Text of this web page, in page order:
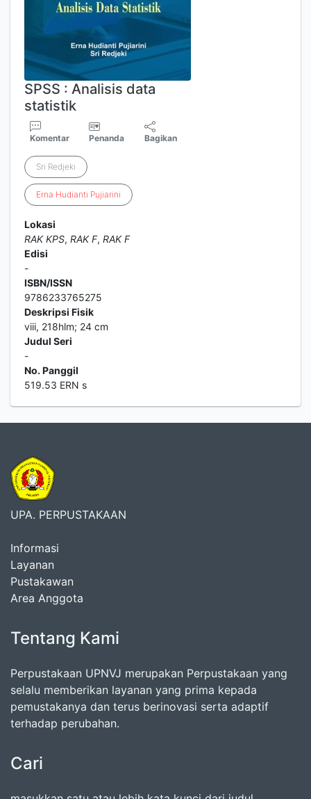
SPSS : Analisis data
statistik
Komentar Penanda Bagikan
Sri Redjeki
Erna Hudianti Pujiarini
Lokasi
RAK KPS, RAK F, RAK F
Edisi
-
ISBN/ISSN
9786233765275
Deskripsi Fisik
viii, 218hlm; 24 cm
Judul Seri
-
No. Panggil
519.53 ERN s
UPA. PERPUSTAKAAN
Informasi
Layanan
Pustakawan
Area Anggota
Tentang Kami
Perpustakaan UPNVJ merupakan Perpustakaan yang
selalu memberikan layanan yang prima kepada
pemustakanya dan terus berinovasi serta adaptif
terhadap perubahan.
Cari